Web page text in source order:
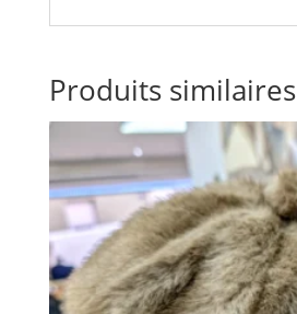
Produits similaires